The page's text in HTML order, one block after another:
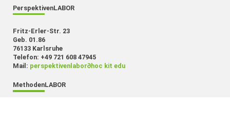
PerspektivenLABOR
Fritz-Erler-Str. 23
Geb. 01.86
76133 Karlsruhe
Telefon: +49 721 608 47945
Mail: perspektivenlabor∂hoc kit edu
MethodenLABOR